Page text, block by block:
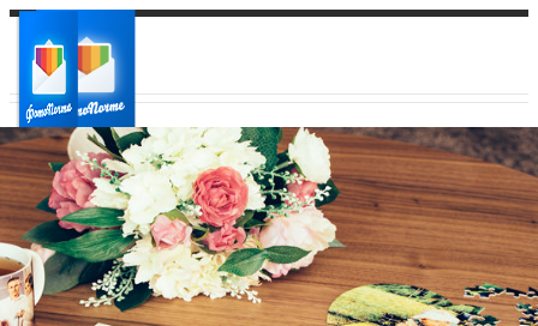
Ваш город:
Ваш регион доставки
Выберите из списка: